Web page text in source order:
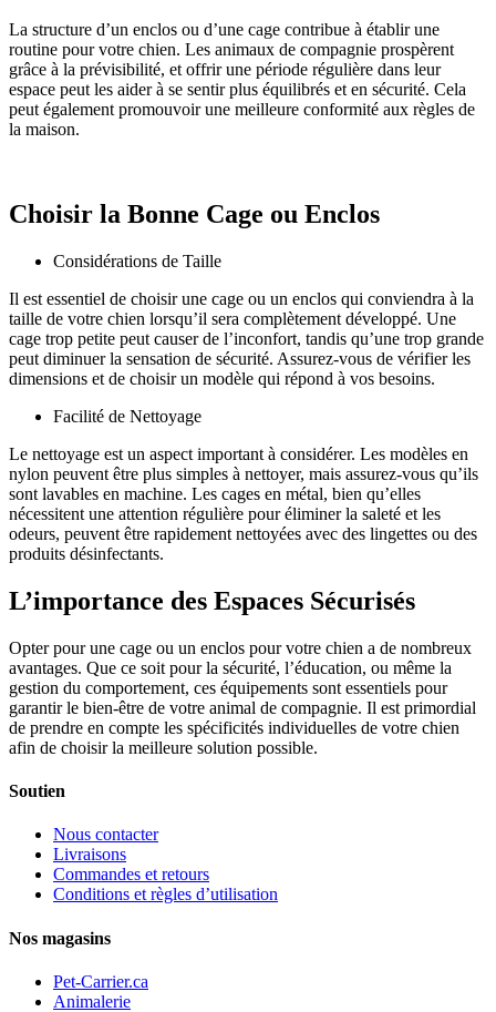
La structure d’un enclos ou d’une cage contribue à établir une
routine pour votre chien. Les animaux de compagnie prospèrent
grâce à la prévisibilité, et offrir une période régulière dans leur
espace peut les aider à se sentir plus équilibrés et en sécurité. Cela
peut également promouvoir une meilleure conformité aux règles de
la maison.
Choisir la Bonne Cage ou Enclos
Considérations de Taille
Il est essentiel de choisir une cage ou un enclos qui conviendra à la
taille de votre chien lorsqu’il sera complètement développé. Une
cage trop petite peut causer de l’inconfort, tandis qu’une trop grande
peut diminuer la sensation de sécurité. Assurez-vous de vérifier les
dimensions et de choisir un modèle qui répond à vos besoins.
Facilité de Nettoyage
Le nettoyage est un aspect important à considérer. Les modèles en
nylon peuvent être plus simples à nettoyer, mais assurez-vous qu’ils
sont lavables en machine. Les cages en métal, bien qu’elles
nécessitent une attention régulière pour éliminer la saleté et les
odeurs, peuvent être rapidement nettoyées avec des lingettes ou des
produits désinfectants.
L’importance des Espaces Sécurisés
Opter pour une cage ou un enclos pour votre chien a de nombreux
avantages. Que ce soit pour la sécurité, l’éducation, ou même la
gestion du comportement, ces équipements sont essentiels pour
garantir le bien-être de votre animal de compagnie. Il est primordial
de prendre en compte les spécificités individuelles de votre chien
afin de choisir la meilleure solution possible.
Soutien
Nous contacter
Livraisons
Commandes et retours
Conditions et règles d’utilisation
Nos magasins
Pet-Carrier.ca
Animalerie